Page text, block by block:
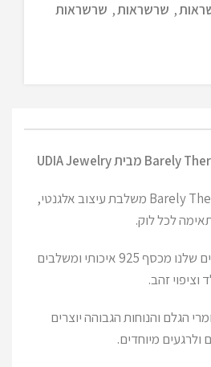
, שרשראות, שרשראות
שרשרת כסף – Barely There – 3MM משלבת עיצוב אלגנטי,
לכל לוק.
אנחנו יוצרים את התכשיטים שלנו מכסף 925 איכותי ומשלבים
וציפוי זהב.
הגלם והנוחות הגבוהה יוצרים
ולרגעים מיוחדים.